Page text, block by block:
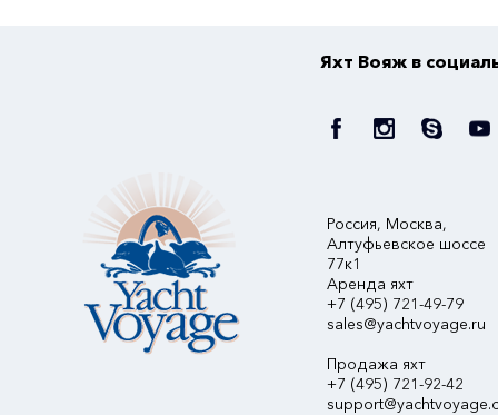
Яхт Вояж в
Россия, Москва,
Алтуфьевское шоссе
77к1
Аренда яхт
+7 (495) 721-49-79
sales@yachtvoyage.ru
Продажа яхт
+7 (495) 721-92-42